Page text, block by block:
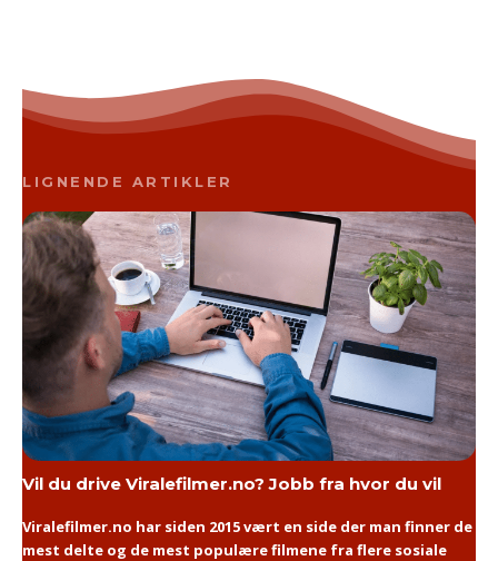
LIGNENDE ARTIKLER
Vil du drive Viralefilmer.no? Jobb fra hvor du vil
Viralefilmer.no har siden 2015 vært en side der man finner de
mest delte og de mest populære filmene fra flere sosiale